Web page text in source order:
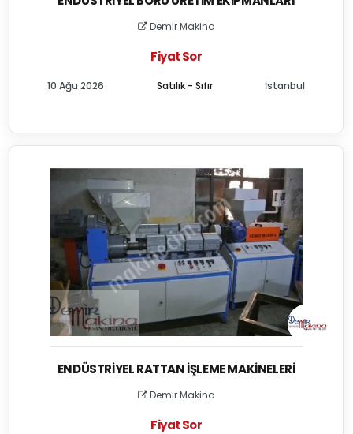
Demir Makina
Fiyat Sor
Satılık - Sıfır
10 Ağu 2026 İstanbul
ENDÜSTRIYEL RATTAN İŞLEME MAKINELERI
Demir Makina
Fiyat Sor